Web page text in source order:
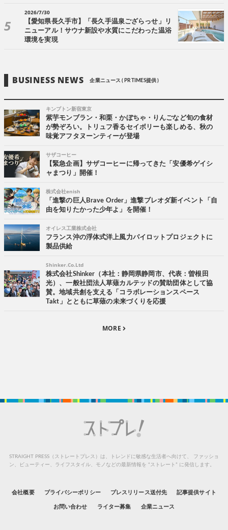
2026/7/30
【愛知県長久手市】「長久手温泉ござらっせ」リ
ニューアル！サウナ新設や水質にこだわった温浴
環境を実現
BUSINESS NEWS 企業ニュース ( PR TIMES提供 )
キンプトン新宿東京
紫芋モンブラン・和栗・かぼちゃ・りんごなど旬の食材
が勢ぞろい。トリュフ香るセイボリーも楽しめる、秋の
味覚アフタヌーンティーが登場
サザコーヒー
【緊急企画】サザコーヒーに帰ってきた「安優希ゲイシ
ャまつり」開催！
株式会社enish
「進撃の巨人Brave Order」進撃ブレオダ新イベント「自
由を知りたかった少年よ」を開催！
オイレス工業株式会社
フランス沖の浮体式洋上風力パイロットプロジェクトに
製品供給
Shinker.Co.Ltd
株式会社Shinker（本社：静岡県静岡市、代表：曽根田
光）、一般社団法人草薙カルテッドの賛助団体として協
賛。地域共創を支える「コラボレーションスペース
Takt」とともに草薙の未来づくりを応援
MORE
STRAIGHT PRESS（ストレートプレス）は、トレンドに敏感な生活者へ向けて、
ファッショ
ン、ビューティー、ライフスタイル、モノなどの最新情報を “ストレート” に発信します。
会社概要 プライバシーポリシー プレスリリース送付先 記事提供サイト
お問い合わせ ライター募集 企業ニュース